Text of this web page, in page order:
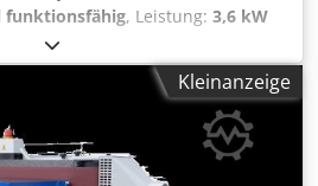
funktionsfähig, Leistung: 3,6 kW
150mm, Schleifbandlänge
schwenkbar Crsdpfxey D Du Hs Ab
Kleinanzeige